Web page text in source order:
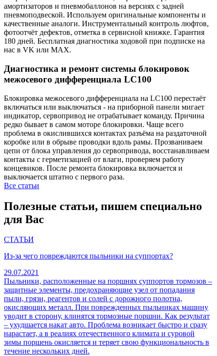
амортизаторов и пневмобаллонов на версиях с задней
пневмоподвеской. Используем оригинальные компоненты и
качественные аналоги. Инструментальный контроль люфтов,
фотоотчёт дефектов, отметка в сервисной книжке. Гарантия
180 дней. Бесплатная диагностика ходовой при подписке на
нас в VK или MAX.
Диагностика и ремонт системы блокировок
межосевого дифференциала LC100
Блокировка межосевого дифференциала на LC100 перестаёт
включаться или выключаться - на приборной панели мигает
индикатор, сервопривод не отрабатывает команду. Причина
редко бывает в самом моторе блокировки. Чаще всего
проблема в окислившихся контактах разъёма на раздаточной
коробке или в обрыве проводки вдоль рамы. Прозваниваем
цепи от блока управления до сервопривода, восстанавливаем
контакты с герметизацией от влаги, проверяем работу
концевиков. После ремонта блокировка включается и
выключается штатно с первого раза.
Все статьи
Полезные статьи, пишем специально
для Вас
СТАТЬИ
Из-за чего повреждаются пыльники на суппортах?
29.07.2021
Пыльники, расположенные на поршнях суппортов тормозов –
защитные элементы, предохраняющие узел от попадания
пыли, грязи, реагентов и солей с дорожного полотна,
окисляющих металл. При поврежденных пыльниках машину
уводит в сторону, клинятся тормозные поршни. Как результат
– ухудшается накат авто. Проблема возникает быстро и сразу
нарастает, а в реалиях отечественного климата и суровой
зимы поршень окисляется и теряет свою функциональность в
течение нескольких дней.